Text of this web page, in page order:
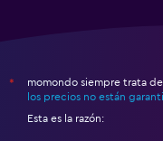
*
momondo siempre trata
los precios no están
Esta es la razón: